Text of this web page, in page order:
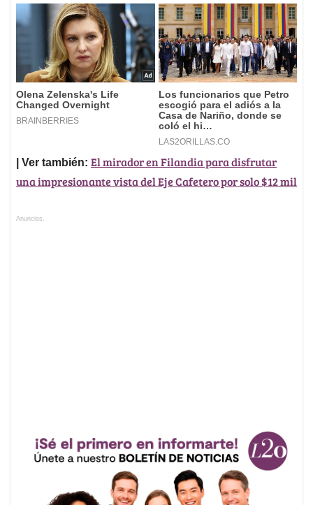
| Ver también: El mirador en Filandia para disfrutar
una impresionante vista del Eje Cafetero por solo $12 mil
Anuncios.